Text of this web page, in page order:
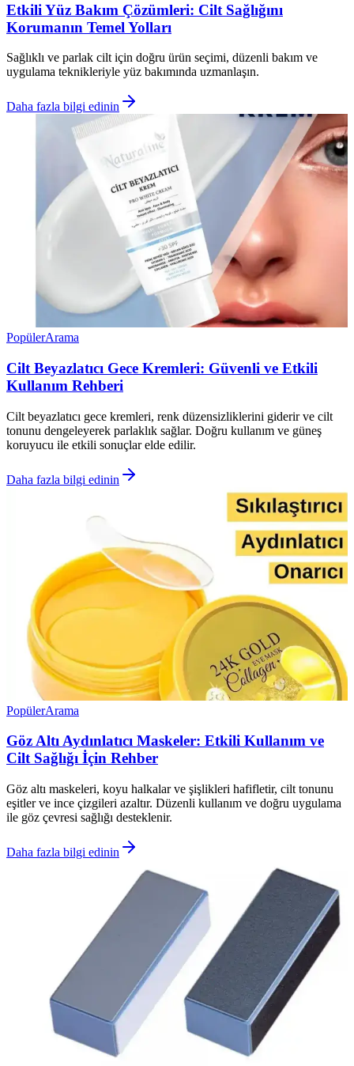
Etkili Yüz Bakım Çözümleri: Cilt Sağlığını
Korumanın Temel Yolları
Sağlıklı ve parlak cilt için doğru ürün seçimi, düzenli bakım ve
uygulama teknikleriyle yüz bakımında uzmanlaşın.
Daha fazla bilgi edinin
PopülerArama
Cilt Beyazlatıcı Gece Kremleri: Güvenli ve Etkili
Kullanım Rehberi
Cilt beyazlatıcı gece kremleri, renk düzensizliklerini giderir ve cilt
tonunu dengeleyerek parlaklık sağlar. Doğru kullanım ve güneş
koruyucu ile etkili sonuçlar elde edilir.
Daha fazla bilgi edinin
PopülerArama
Göz Altı Aydınlatıcı Maskeler: Etkili Kullanım ve
Cilt Sağlığı İçin Rehber
Göz altı maskeleri, koyu halkalar ve şişlikleri hafifletir, cilt tonunu
eşitler ve ince çizgileri azaltır. Düzenli kullanım ve doğru uygulama
ile göz çevresi sağlığı desteklenir.
Daha fazla bilgi edinin